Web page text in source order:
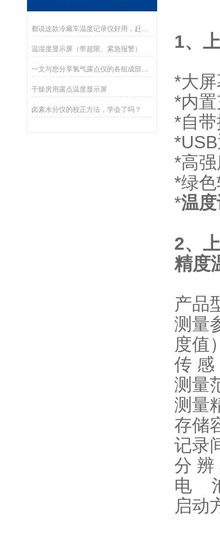
都说这款冷藏车温度记录仪好用，赶紧一睹为快！
温湿度显示屏（带超限、紧急报警）
干燥房用露点温度显示屏
卤素水分仪的校正方法，学会了吗？
1、
*大
*内
*自
*高
*绿
*温
2、
精度
产品
测量
度值
传 感
测量
测量
存储
记录
分
电
启动